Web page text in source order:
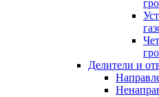
Делители и